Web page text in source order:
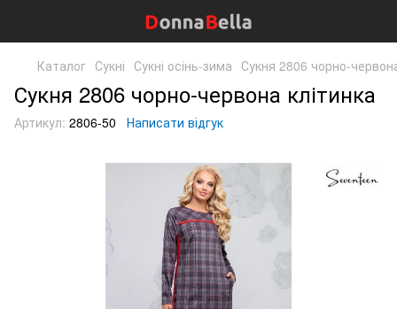
Каталог Сукні Сукні осінь-зима Сукня 2806 чорно-
Сукня 2806 чорно-червона клітинка
Артикул: 2806-50 Написати відгук